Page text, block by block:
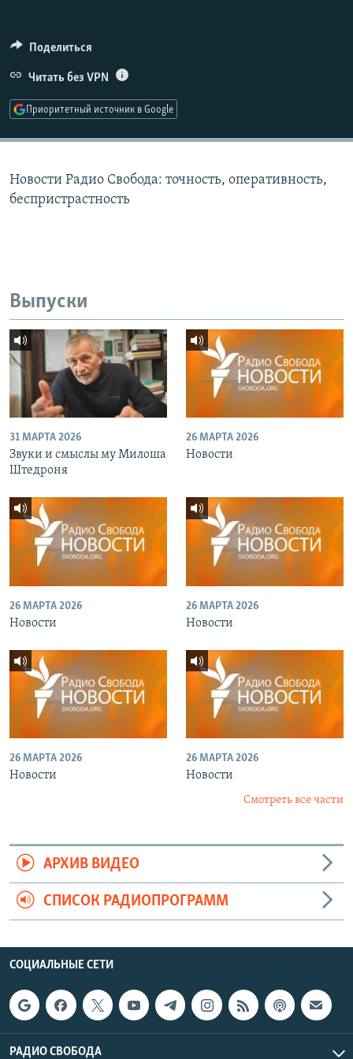
ПОДПИШИТЕСЬ НА РАССЫЛКУ
СОЦИАЛЬНЫЕ СЕТИ
Поделиться
Читать без VPN
Приоритетный источник в Google
Новости Радио Свобода: точность, оперативность,
беспристрастность
Выпуски
31 МАРТА 2026
Звуки и смыслы му Милоша
Штедроня
26 МАРТА 2026
Новости
26 МАРТА 2026
Новости
26 МАРТА 2026
Новости
26 МАРТА 2026
Новости
26 МАРТА 2026
Новости
Смотреть все части
АРХИВ ВИДЕО
СПИСОК РАДИОПРОГРАММ
СОЦИАЛЬНЫЕ СЕТИ
РАДИО СВОБОДА